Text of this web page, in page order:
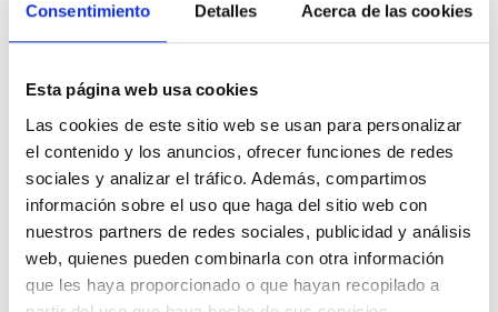
Consentimiento Detalles Acerca de las cookies
Esta página web usa cookies
Las cookies de este sitio web se usan para personalizar
el contenido y los anuncios, ofrecer funciones de redes
sociales y analizar el tráfico. Además, compartimos
información sobre el uso que haga del sitio web con
nuestros partners de redes sociales, publicidad y análisis
web, quienes pueden combinarla con otra información
que les haya proporcionado o que hayan recopilado a
¿Qué son las cookies
y para qué sirven?
Unacookie es un
pequeño archivo de texto
que los sitios web colocan en el dispositivo
del usuario cuando este los visita. Estas
cookies cumplen diversas funciones, como
recordar las preferencias de navegación del
usuario, personalizar la experiencia en línea y